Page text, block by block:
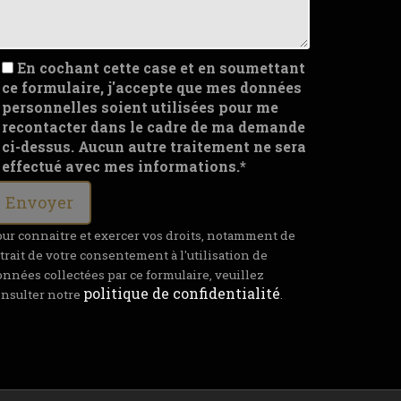
En cochant cette case et en soumettant
ce formulaire, j'accepte que mes données
personnelles soient utilisées pour me
recontacter dans le cadre de ma demande
ci-dessus. Aucun autre traitement ne sera
effectué avec mes informations.*
connaitre et exercer vos droits, notamment de
de votre consentement à l'utilisation de
collectées par ce formulaire, veuillez
notre politique de confidentialité.